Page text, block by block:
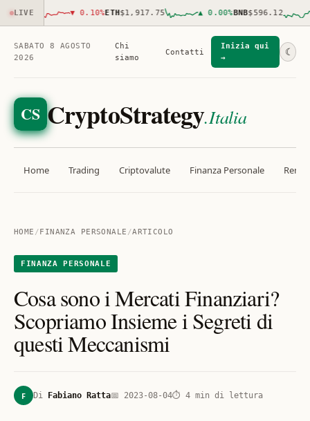
LIVE ▼ 0.10%ETH$1,917.75 ▲ 0.00%BNB$596.12
SABATO 8 AGOSTO
2026
Chi
siamo
Contatti
Inizia qui
→
☾
CS CryptoStrategy.Italia
Home Trading Criptovalute Finanza Personale
HOME /FINANZA PERSONALE /ARTICOLO
FINANZA PERSONALE
Cosa sono i Mercati Finanziari?
Scopriamo Insieme i Segreti di
questi Meccanismi
F Di Fabiano Ratta📅 2023-08-04⏱ 4 min di lettura